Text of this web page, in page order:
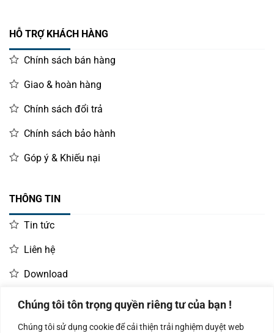
Chúng tôi tôn trọng quyền riêng tư của bạn !
Chúng tôi sử dụng cookie để cải thiện trải nghiệm duyệt web
HỖ TRỢ KHÁCH HÀNG
Chính sách bán hàng
Giao & hoàn hàng
Chính sách đổi trả
Chính sách bảo hành
Góp ý & Khiếu nại
THÔNG TIN
Tin tức
Liên hệ
Download
LIÊN HỆ MUA HÀNG